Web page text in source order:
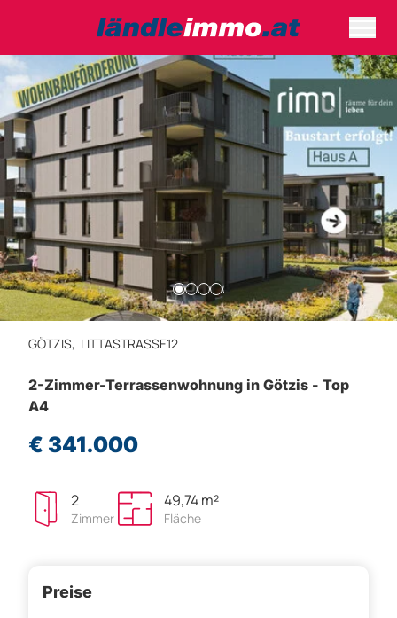
GÖTZIS, LITTASTRASSE12
2-Zimmer-Terrassenwohnung in Götzis - Top
A4
€ 341.000
2
Zimmer
49,74 m²
Fläche
Preise